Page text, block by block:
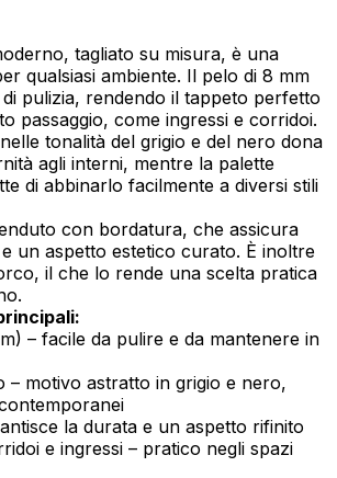
tagliato su misura, è una
qualsiasi ambiente. Il pelo di 8 mm
pulizia, rendendo il tappeto perfetto
passaggio, come ingressi e corridoi.
tonalità del grigio e del nero dona
agli interni, mentre la palette
di abbinarlo facilmente a diversi stili
con bordatura, che assicura
un aspetto estetico curato. È inoltre
il che lo rende una scelta pratica
– facile da pulire e da mantenere in
– motivo astratto in grigio e nero,
la durata e un aspetto rifinito
e ingressi – pratico negli spazi